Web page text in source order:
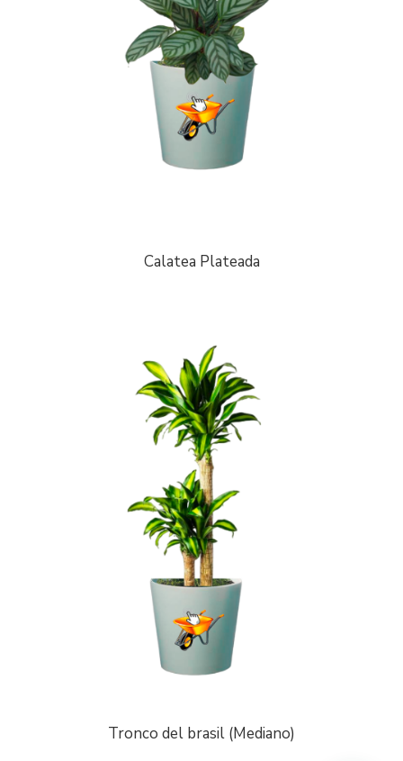
Calatea Plateada
Tronco del brasil (Mediano)